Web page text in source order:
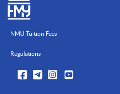
NMU Tuition Fees
Regulations